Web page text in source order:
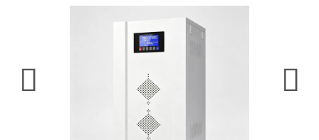
生产线
 